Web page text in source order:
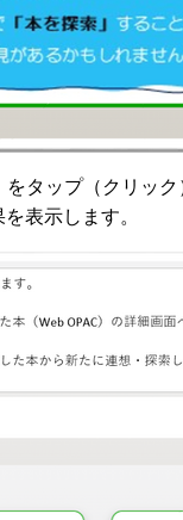
タップ（クリッ
表示します。